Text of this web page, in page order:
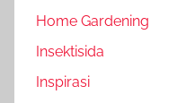
Home Gardening
Insektisida
Inspirasi